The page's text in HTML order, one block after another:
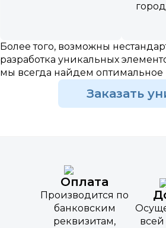
Более того, возможны
разработка уникальных
мы всегда найдем
Заказать
Оплата
Производится по
банковским
реквизитам,